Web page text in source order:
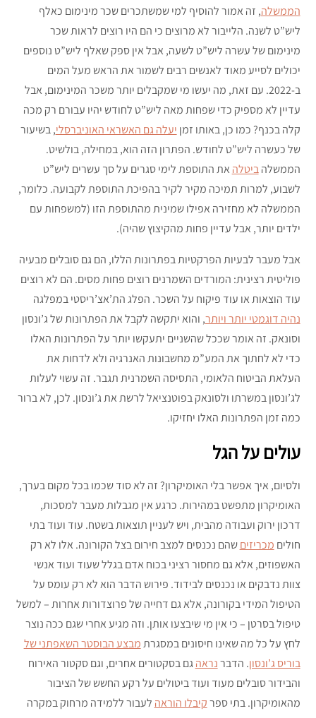
הממשלה, זה אמור להוסיף למי שמשתכרים שכר מינימום כאלף
ליש”ט לשנה. הלייבור לא מרוצים כי הם היו רוצים לראות שכר
מינימום של עשרה ליש”ט לשעה, אבל אין ספק שאלף ליש”ט נוספים
יכולים לסייע מאוד לאנשים רבים לשמור את הראש מעל המים
ב-2022. עם זאת, מה יעשו מי שמקבלים יותר משכר המינימום, אבל
עדיין לא מספיק כדי שפחות מאה ליש”ט לחודש יהיו עבורם רק מכה
קלה בכנף? כמו כן, באותו זמן יעלה גם האשראי האוניברסלי, בשיעור
של כעשרה ליש”ט לחודש. הפתרון הזה הוא, במחילה, בולשיט.
הממשלהביטלה את התוספת לימי סגרים על סך עשרים ליש”ט
לשבוע, למרות תמיכה מקיר לקיר בהפיכת התוספת לקבועה. כלומר,
הממשלה לא מחזירה אפילו שמינית מהתוספת הזו (למשפחות עם
ילדים יותר, אבל עדיין פחות מהקיצוץ שהיה).
אבל מעבר לבעיות הפרקטיות בפתרונות הללו, הם גם סובלים מבעיה
פוליטית רצינית: המורדים השמרנים רוצים פחות מסים. הם לא רוצים
עוד הוצאות או עוד פיקוח על השכר. הפלג הת’אצ’ריסטי במפלגה
נהיה דוגמטי יותר ויותר, והוא יתקשה לקבל את הפתרונות של ג’ונסון
וסונאק. זה אומר שככל שהשניים יתעקשו יותר על הפתרונות האלו
כדי לא לחתוך את המע”מ מחשבונות האנרגיה ולא לדחות את
העלאת הביטוח הלאומי, התסיסה השמרנית תגבר. זה עשוי לעלות
לג’ונסון במשרתו ולסונאק בפוטנציאל לרשת את ג’ונסון. לכן, לא ברור
כמה זמן הפתרונות האלו יחזיקו.
עולים על הגל
ולסיום, איך אפשר בלי האומיקרון? זה לא סוד שכמו בכל מקום בערך,
האומיקרון מתפשט במהירות. כרגע אין מגבלות מעבר למסכות,
דרכון ירוק ועבודה מהבית, ויש לעניין תוצאות בשטח. עוד ועוד בתי
חולים מכריזיםשהם נכנסים למצב חירום בצל הקורונה. אלו לא רק
האשפוזים, אלא גם מחסור רציני בכוח אדם בגלל שעוד ועוד אנשי
צוות נדבקים או נכנסים לבידוד. פירוש הדבר הוא לא רק עומס על
הטיפול המידי בקורונה, אלא גם דחייה של פרוצדורות אחרות – למשל
טיפול בסרטן – כי אין מי שיבצעו אותן. וזה מגיע אחרי שגם ככה נוצר
לחץ על כל מה שאינו חיסונים במסגרתמבצע הבוסטר השאפתני של
בוריס ג’ונסון. הדברנראה גם בסקטורים אחרים, וגם סקטור האירוח
והבידור סובלים מעוד ועוד ביטולים על רקע החשש של הציבור
מהאומיקרון. בתי ספרקיבלו הוראה לעבור ללמידה מרחוק במקרה